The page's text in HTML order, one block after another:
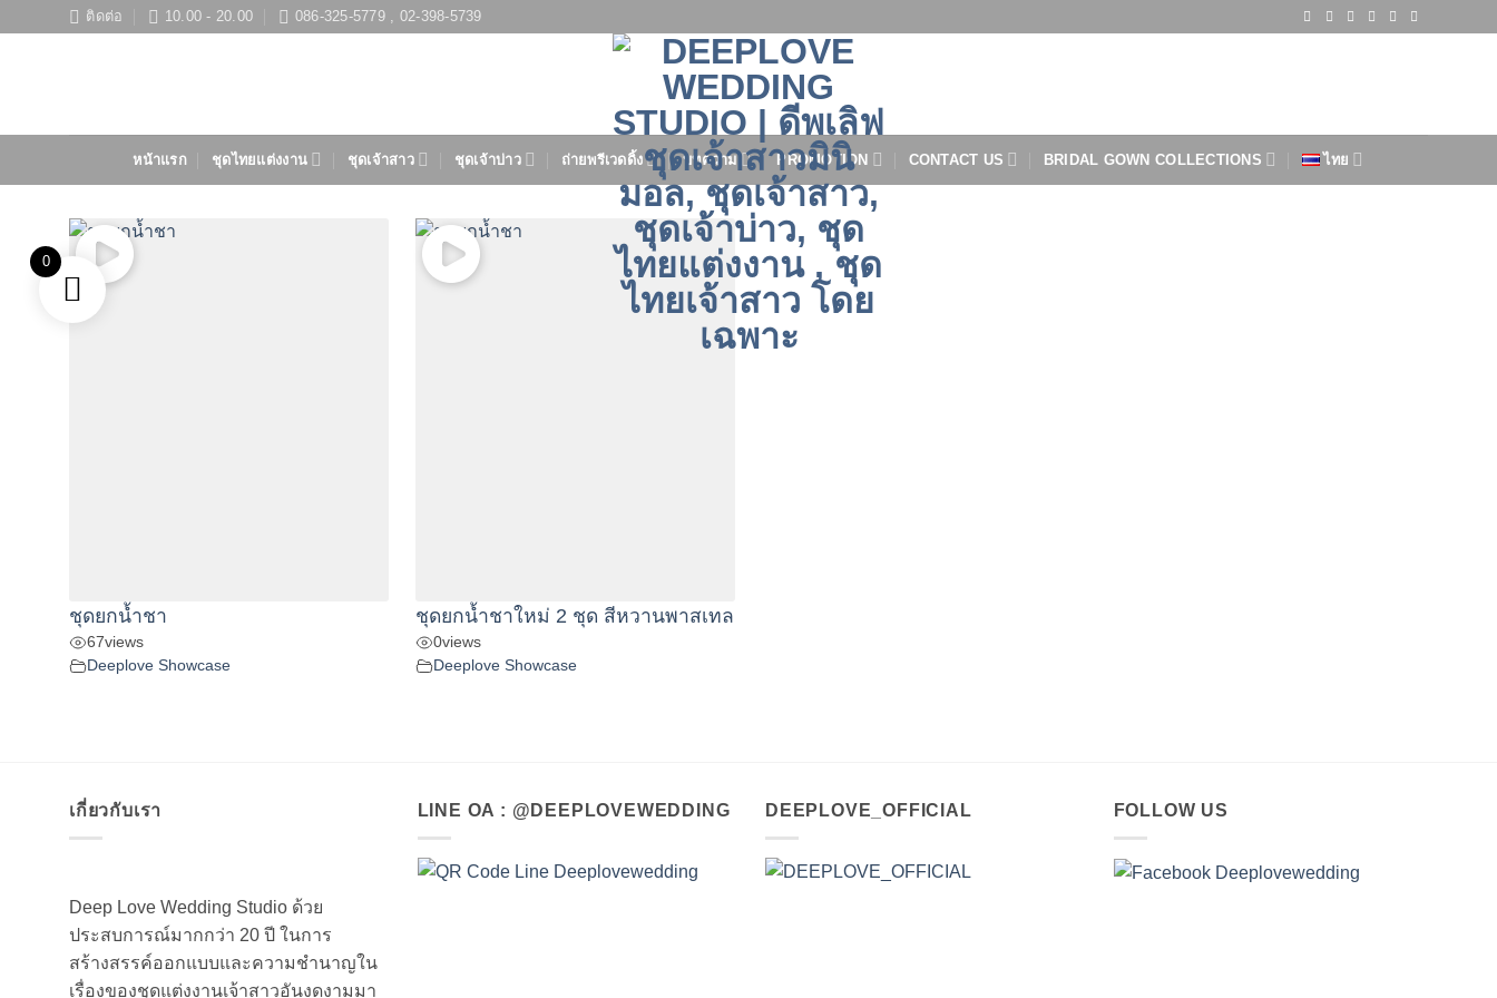
ติดต่อ 10.00 - 20.00 086-325-5779 , 02-398-5739
หน้าแรก ชุดไทยแต่งงาน ชุดเจ้าสาว ชุดเจ้าบ่าว ถ่ายพรีเวดดิ้ง บทความ PROMOTION CONTACT US BRIDAL GOWN COLLECTIONS ไทย
ชุดยกน้ำชา
67views
Deeplove Showcase
ชุดยกน้ำชาใหม่ 2 ชุด สีหวานพาสเทล
0views
Deeplove Showcase
เกี่ยวกับเรา
Deep Love Wedding Studio ด้วย
ประสบการณ์มากกว่า 20 ปี ในการ
สร้างสรรค์ออกแบบและความชำนาญใน
เรื่องของชุดแต่งงานเจ้าสาวอันงดงามมา
LINE OA : @DEEPLOVEWEDDING DEEPLOVE_OFFICIAL FOLLOW US
0